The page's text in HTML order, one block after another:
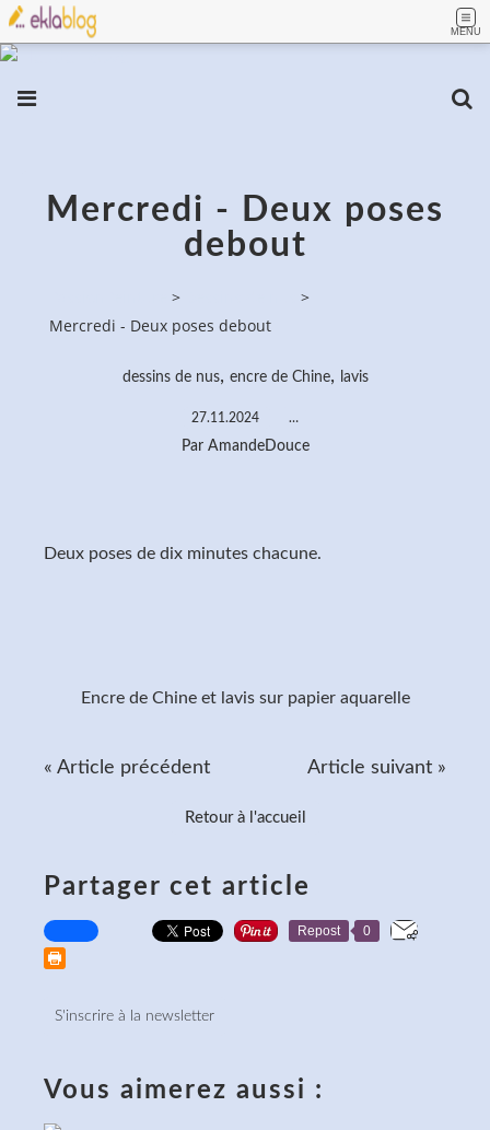
MENU
Mercredi - Deux poses
debout
>
>
Mercredi - Deux poses debout
dessins de nus, encre de Chine, lavis
27.11.2024 …
Par AmandeDouce
Deux poses de dix minutes chacune.
Encre de Chine et lavis sur papier aquarelle
« Article précédent Article suivant »
Retour à l'accueil
Partager cet article
Repost 0
S'inscrire à la newsletter
Vous aimerez aussi :